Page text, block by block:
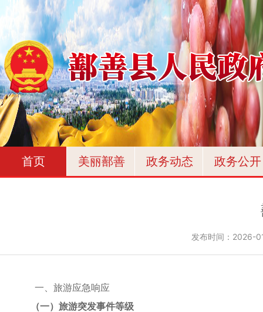
首页 美丽鄯善 政务动态 政务公开
发布时间： 2026-
一、 旅游应急响应
（一）旅游突发事件等级